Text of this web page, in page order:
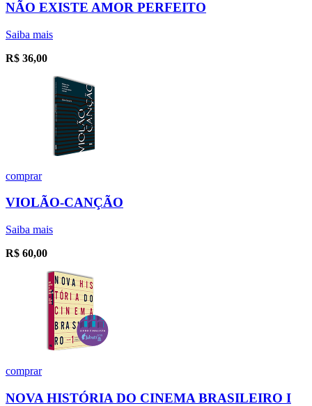
NÃO EXISTE AMOR PERFEITO
Saiba mais
R$ 36,00
comprar
VIOLÃO-CANÇÃO
Saiba mais
R$ 60,00
comprar
NOVA HISTÓRIA DO CINEMA BRASILEIRO I